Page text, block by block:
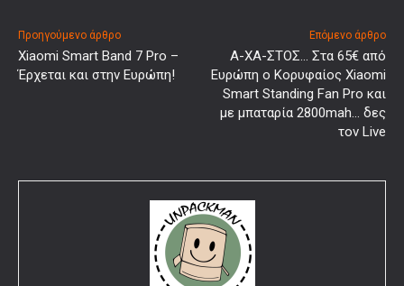
Προηγούμενο άρθρο
Xiaomi Smart Band 7 Pro –
Έρχεται και στην Ευρώπη!
Επόμενο άρθρο
Α-ΧΑ-ΣΤΟΣ… Στα 65€ από
Ευρώπη ο Κορυφαίος Xiaomi
Smart Standing Fan Pro και
με μπαταρία 2800mah… δες
τον Live